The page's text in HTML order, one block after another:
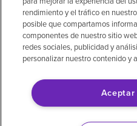
© 2026 Encompass
Aviso legal: Se
inteligencia artificial
rendimiento y el tráfico en
posible que compartamos
componentes de nuestro sitio
redes sociales, publicidad y
personalizar nuestro contenido y